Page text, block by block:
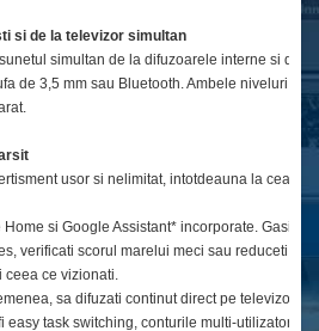
si de la televizor simultan
simultan de la difuzoarele interne si de
de 3,5 mm sau Bluetooth. Ambele niveluri
usor si nelimitat, intotdeauna la cea
si Google Assistant* incorporate. Gasiti
verificati scorul marelui meci sau reduceti
ceea ce vizionati.
sa difuzati continut direct pe televizor.
easy task switching, conturile multi-utilizator,